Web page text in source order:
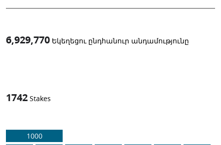
6,929,770 Եկեղեցու ընդհանուր անդամությունը
1742 Stakes
1000